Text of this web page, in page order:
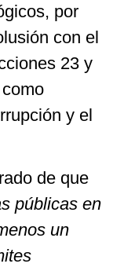
por
con el
23 y
y el
de que
públicas en
un